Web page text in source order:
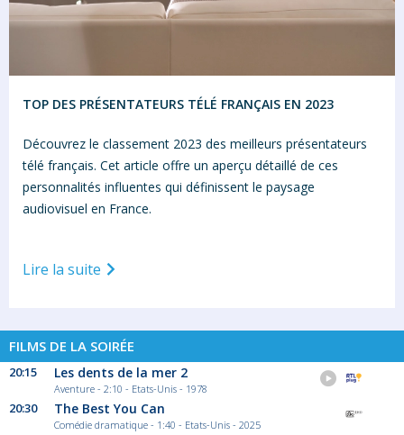
TOP DES PRÉSENTATEURS TÉLÉ FRANÇAIS EN 2023
Découvrez le classement 2023 des meilleurs présentateurs
télé français. Cet article offre un aperçu détaillé de ces
personnalités influentes qui définissent le paysage
audiovisuel en France.
Lire la suite
FILMS DE LA SOIRÉE
20:15 Les dents de la mer 2
Aventure - 2:10 - Etats-Unis - 1978
20:30 The Best You Can
Comédie dramatique - 1:40 - Etats-Unis - 2025